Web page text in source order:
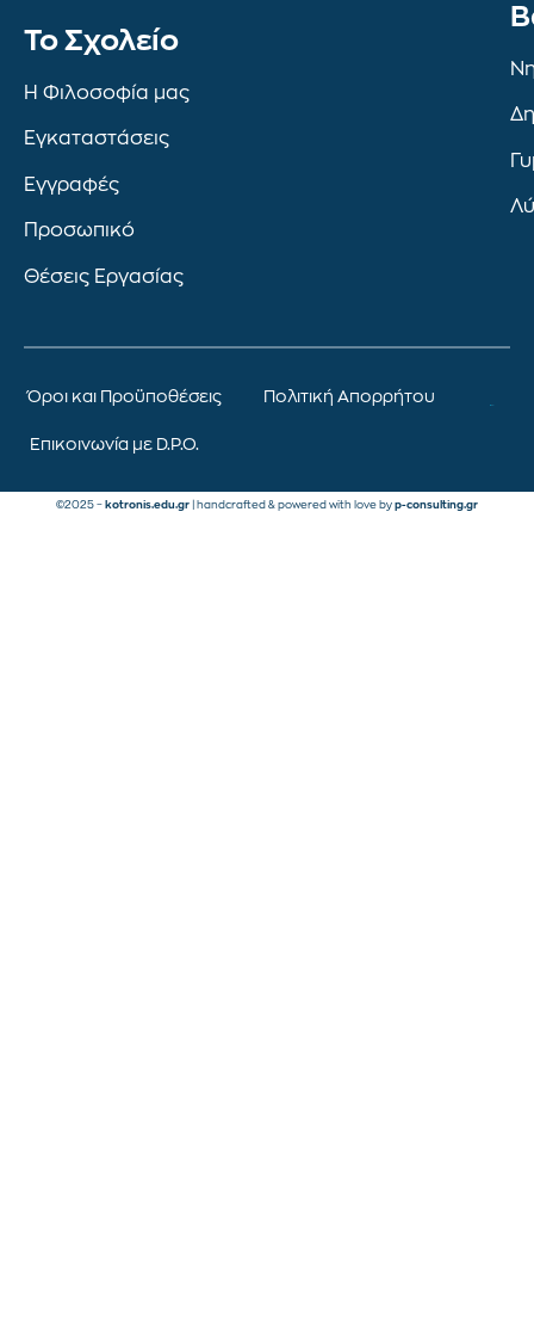
To Σχολείο
Η Φιλοσοφία μας
Εγκαταστάσεις
Εγγραφές
Προσωπικό
Θέσεις Εργασίας
Όροι και Προϋποθέσεις Πολιτική Απορρήτου
Επικοινωνία με D.P.O.
©2025 – kotronis.edu.gr | handcrafted & powered with love by p-consulting.gr